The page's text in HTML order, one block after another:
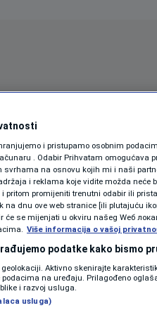
MAGAZIN
ZDRAVLJE
i pristupamo osobnim
. Odabir Prihvatam omogućava
na osnovu kojih mi i naši
i reklama koje vidite možda neće
i pritom promijeniti trenutni odabir ili
na dnu ove web stranice [ili plutajuću
će se mijenjati u okviru našeg Wеб
Više informacija o vašoj
podatke kako bismo
geolokaciji. Aktivno skenirajte
na uređaju. Prilagođeno
i razvoj usluga.
usluga)